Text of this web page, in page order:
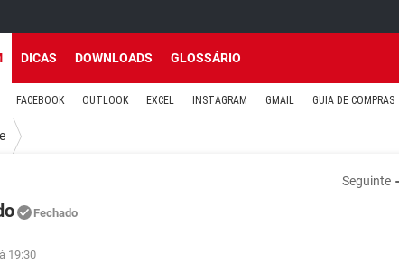
DICAS DOWNLOADS GLOSSÁRIO
FACEBOOK OUTLOOK EXCEL INSTAGRAM GMAIL GUIA DE COMPRAS
Seguinte
Fechado
19:30